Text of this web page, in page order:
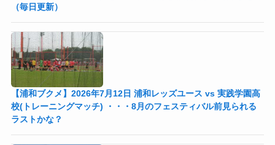
（毎日更新）
【浦和ブクメ】2026年7月12日 浦和レッズユース vs 実践学園高
校(トレーニングマッチ) ・・・8月のフェスティバル前見られる
ラストかな？